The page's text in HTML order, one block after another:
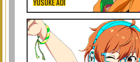
YUSUKE AOI